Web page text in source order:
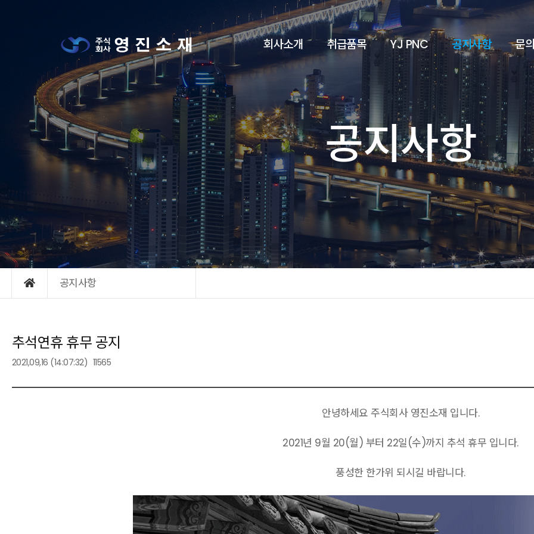
회사소개 취급품목 YJ PNC 공지사항 문
공지사항
공지사항
추석연휴 휴무 공지
2021,09,16 (14:07:32) 11565
안녕하세요 주식회사 영진소재 입니다.
2021년 9월 20(월) 부터 22일(수)까지 추석 휴무 입니다.
풍성한 한가위 되시길 바랍니다.